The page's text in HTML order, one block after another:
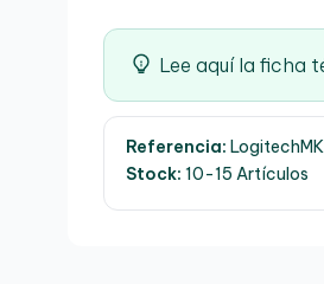
Lee aquí la ficha
Referencia:
Stock: 10-15 Artículos